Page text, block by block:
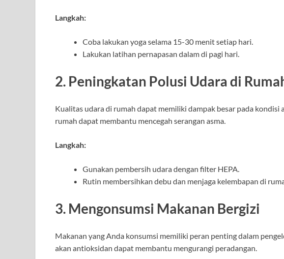
Langkah:
Coba lakukan yoga selama 15-30 menit setiap hari.
Lakukan latihan pernapasan dalam di pagi hari.
2. Peningkatan Polusi Udara di
Kualitas udara di rumah dapat memiliki dampak besar pada kondisi
rumah dapat membantu mencegah serangan asma.
Langkah:
Gunakan pembersih udara dengan filter HEPA.
Rutin membersihkan debu dan menjaga kelembapan di
3. Mengonsumsi Makanan Bergizi
Makanan yang Anda konsumsi memiliki peran penting dalam
akan antioksidan dapat membantu mengurangi peradangan.